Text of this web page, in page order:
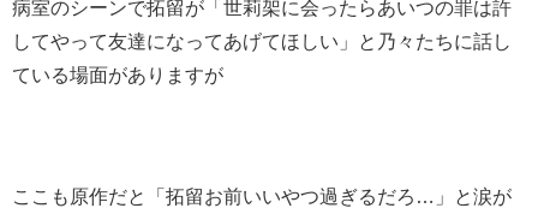
病室のシーンで拓留が「世莉架に会ったらあいつの罪は許
してやって友達になってあげてほしい」と乃々たちに話し
ている場面がありますが
ここも原作だと「拓留お前いいやつ過ぎるだろ…」と涙が